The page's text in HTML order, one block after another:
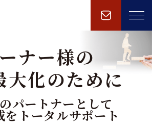
ナー様の
大化のために
パートナーとして
をトータルサポート